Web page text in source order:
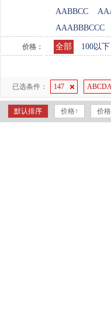
AABBCC
AAABBBCCC
价格： 全部 100以下
已选条件： 147
默认排序 价格↑ 价